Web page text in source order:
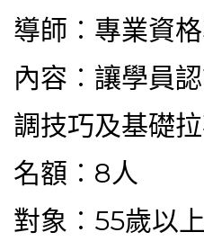
導師︰專業資
內容︰讓學員
調技巧及基礎
名額︰8人
對象︰55歲以